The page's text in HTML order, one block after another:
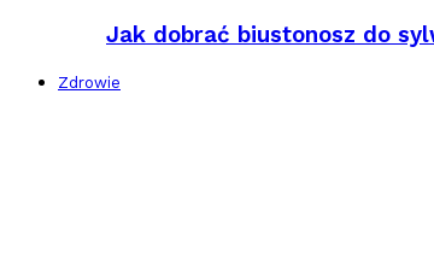
Jak dobrać biustonosz do
Zdrowie